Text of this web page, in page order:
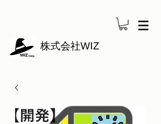
株式会社WIZ